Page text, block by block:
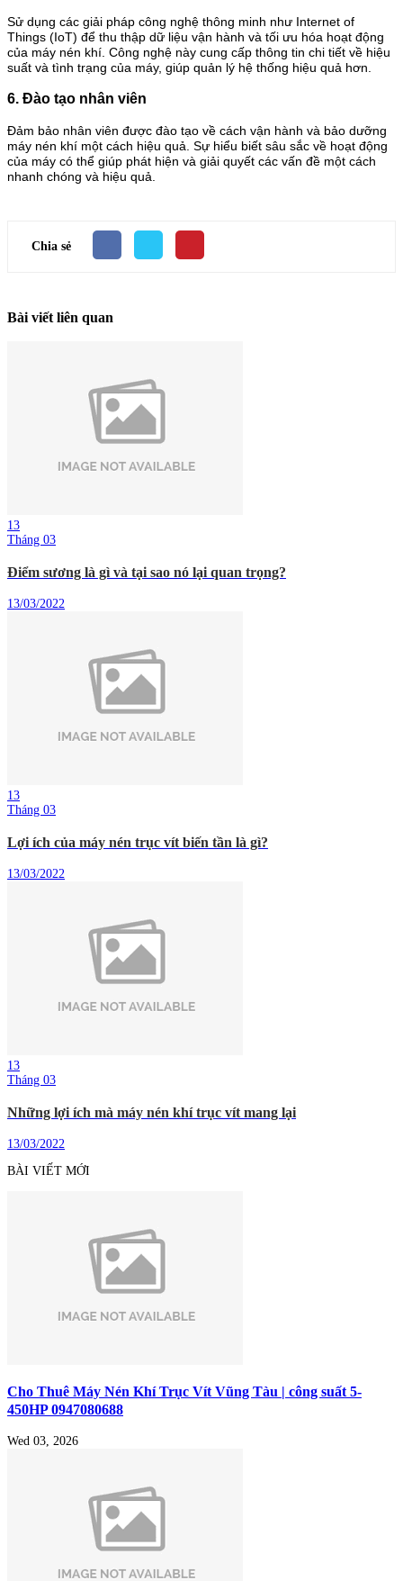
Sử dụng các giải pháp công nghệ thông minh như Internet of
Things (IoT) để thu thập dữ liệu vận hành và tối ưu hóa hoạt động
của máy nén khí. Công nghệ này cung cấp thông tin chi tiết về hiệu
suất và tình trạng của máy, giúp quản lý hệ thống hiệu quả hơn.
6. Đào tạo nhân viên
Đảm bảo nhân viên được đào tạo về cách vận hành và bảo dưỡng
máy nén khí một cách hiệu quả. Sự hiểu biết sâu sắc về hoạt động
của máy có thể giúp phát hiện và giải quyết các vấn đề một cách
nhanh chóng và hiệu quả.
Chia sẻ
Bài viết liên quan
13
Tháng 03
Điểm sương là gì và tại sao nó lại quan trọng?
13/03/2022
13
Tháng 03
Lợi ích của máy nén trục vít biến tần là gì?
13/03/2022
13
Tháng 03
Những lợi ích mà máy nén khí trục vít mang lại
13/03/2022
BÀI VIẾT MỚI
Cho Thuê Máy Nén Khí Trục Vít Vũng Tàu | công suất 5-
450HP 0947080688
Wed 03, 2026